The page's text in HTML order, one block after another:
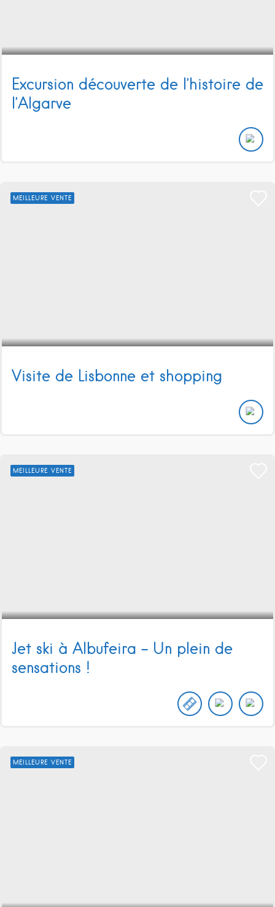
Excursion découverte de l’histoire de
l’Algarve
MEILLEURE VENTE
Visite de Lisbonne et shopping
MEILLEURE VENTE
Jet ski à Albufeira – Un plein de
sensations !
MEILLEURE VENTE